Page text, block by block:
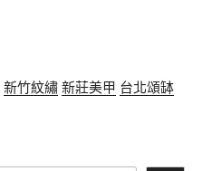
新竹紋繡新莊美甲 台北頌缽